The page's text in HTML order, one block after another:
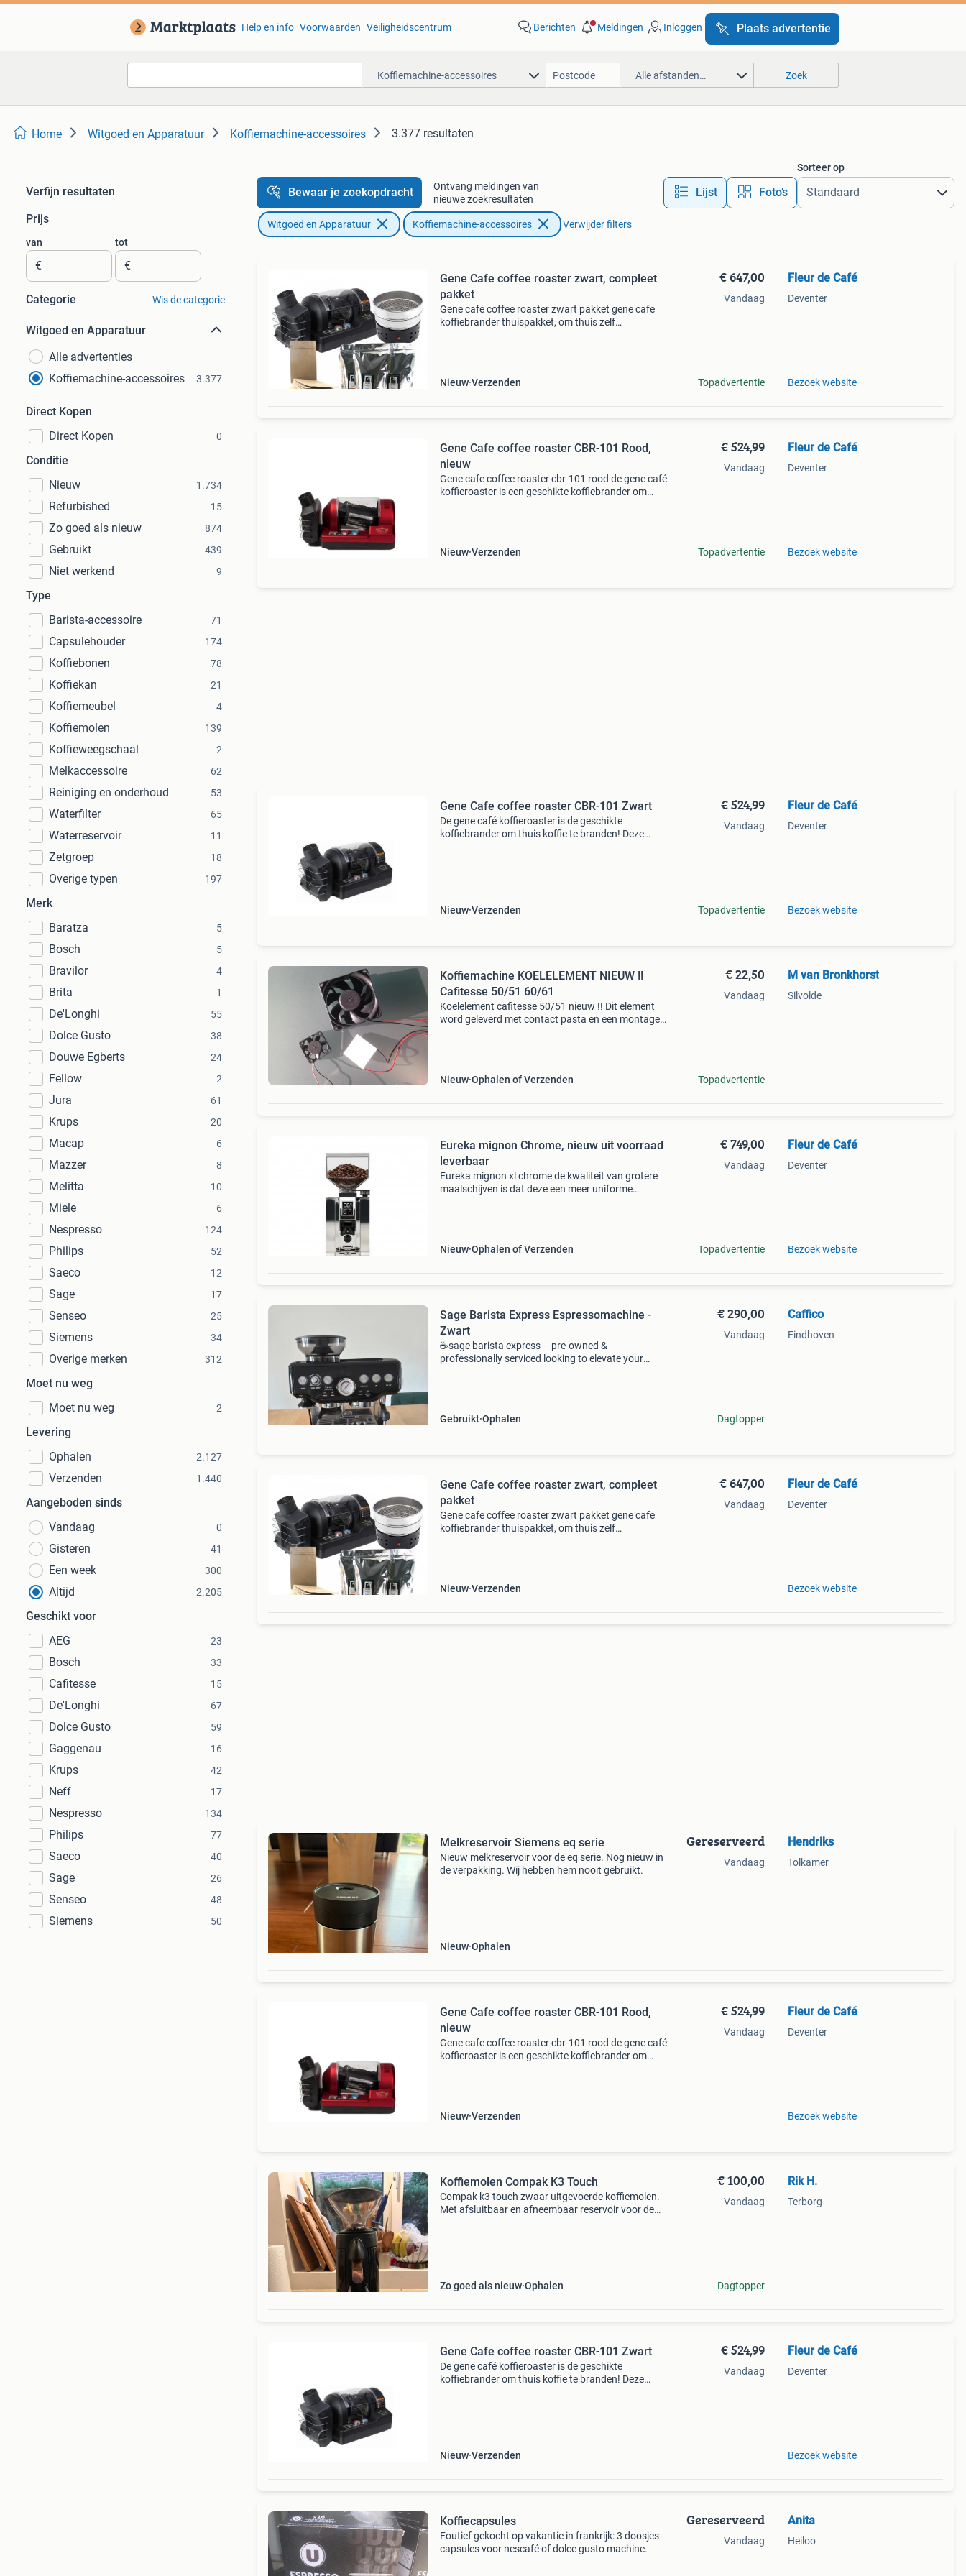
Help en info Voorwaarden Veiligheidscentrum Berichten Meldingen Inloggen Plaats advertentie
Koffiemachine-accessoires Alle afstanden… Zoek
Home Witgoed en Apparatuur Koffiemachine-accessoires 3.377 resultaten
Verfijn resultaten
Prijs
van
€
tot
€
Categorie Wis de categorie
Witgoed en Apparatuur
Alle advertenties
Koffiemachine-accessoires
3.377
Direct Kopen
Direct Kopen
0
Conditie
Nieuw
1.734
Refurbished 15
Zo goed als nieuw 874
Gebruikt 439
Niet werkend 9
Type
Barista-accessoire
71
Capsulehouder 174
Koffiebonen 78
Koffiekan 21
Koffiemeubel 4
Koffiemolen 139
Koffieweegschaal 2
Melkaccessoire 62
Reiniging en onderhoud 53
Waterfilter 65
Waterreservoir 11
Zetgroep 18
Overige typen 197
Merk
Baratza
5
Bosch 5
Bravilor 4
Brita 1
De'Longhi 55
Dolce Gusto 38
Douwe Egberts 24
Fellow 2
Jura 61
Krups 20
Macap 6
Mazzer 8
Melitta 10
Miele 6
Nespresso 124
Philips 52
Saeco 12
Sage 17
Senseo 25
Siemens 34
Overige merken 312
Moet nu weg
Moet nu weg
2
Levering
Ophalen
2.127
Verzenden 1.440
Aangeboden sinds
Vandaag
0
Gisteren 41
Een week 300
Altijd 2.205
Geschikt voor
AEG
23
Bosch 33
Cafitesse 15
De'Longhi 67
Dolce Gusto 59
Gaggenau 16
Krups 42
Neff 17
Nespresso 134
Philips 77
Saeco 40
Sage 26
Senseo 48
Siemens 50
Bewaar je zoekopdracht
Ontvang meldingen van
nieuwe zoekresultaten
Lijst Foto’s
Sorteer op
Witgoed en Apparatuur Koffiemachine-accessoires Verwijder filters
Gene Cafe coffee roaster zwart, compleet
pakket
Gene cafe coffee roaster zwart pakket gene cafe
koffiebrander thuispakket, om thuis zelf
Nieuw Verzenden
€ 647,00
Vandaag
Topadvertentie
Fleur de Café
Deventer
Bezoek website
Gene Cafe coffee roaster CBR-101 Rood,
nieuw
Gene cafe coffee roaster cbr-101 rood de gene café
koffieroaster is een geschikte koffiebrander om
Nieuw Verzenden
€ 524,99
Vandaag
Topadvertentie
Fleur de Café
Deventer
Bezoek website
Gene Cafe coffee roaster CBR-101 Zwart
De gene café koffieroaster is de geschikte
koffiebrander om thuis koffie te branden! Deze
Nieuw Verzenden
€ 524,99
Vandaag
Topadvertentie
Fleur de Café
Deventer
Bezoek website
Koffiemachine KOELELEMENT NIEUW !!
Cafitesse 50/51 60/61
Koelelement cafitesse 50/51 nieuw !! Dit element
word geleverd met contact pasta en een montage
Nieuw Ophalen of Verzenden
€ 22,50
Vandaag
Topadvertentie
M van Bronkhorst
Silvolde
Eureka mignon Chrome, nieuw uit voorraad
leverbaar
Eureka mignon xl chrome de kwaliteit van grotere
maalschijven is dat deze een meer uniforme
Nieuw Ophalen of Verzenden
€ 749,00
Vandaag
Topadvertentie
Fleur de Café
Deventer
Bezoek website
Sage Barista Express Espressomachine -
Zwart
☕sage barista express – pre-owned &
professionally serviced looking to elevate your
Gebruikt Ophalen
€ 290,00
Vandaag
Dagtopper
Caffico
Eindhoven
Gene Cafe coffee roaster zwart, compleet
pakket
Gene cafe coffee roaster zwart pakket gene cafe
koffiebrander thuispakket, om thuis zelf
Nieuw Verzenden
€ 647,00
Vandaag
Fleur de Café
Deventer
Bezoek website
Melkreservoir Siemens eq serie
Nieuw melkreservoir voor de eq serie. Nog nieuw in
de verpakking. Wij hebben hem nooit gebruikt.
Nieuw Ophalen
Gereserveerd
Vandaag
Hendriks
Tolkamer
Gene Cafe coffee roaster CBR-101 Rood,
nieuw
Gene cafe coffee roaster cbr-101 rood de gene café
koffieroaster is een geschikte koffiebrander om
Nieuw Verzenden
€ 524,99
Vandaag
Fleur de Café
Deventer
Bezoek website
Koffiemolen Compak K3 Touch
Compak k3 touch zwaar uitgevoerde koffiemolen.
Met afsluitbaar en afneembaar reservoir voor de
Zo goed als nieuw Ophalen
€ 100,00
Vandaag
Dagtopper
Rik H.
Terborg
Gene Cafe coffee roaster CBR-101 Zwart
De gene café koffieroaster is de geschikte
koffiebrander om thuis koffie te branden! Deze
Nieuw Verzenden
€ 524,99
Vandaag
Fleur de Café
Deventer
Bezoek website
Koffiecapsules
Foutief gekocht op vakantie in frankrijk: 3 doosjes
capsules voor nescafé of dolce gusto machine.
Gereserveerd
Vandaag
Anita
Heiloo